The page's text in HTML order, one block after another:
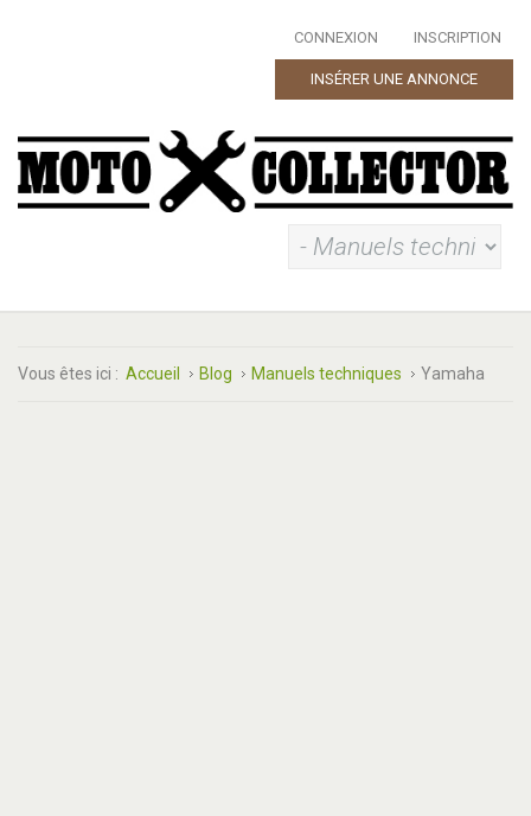
CONNEXION INSCRIPTION
INSÉRER UNE ANNONCE
Vous êtes ici : Accueil Blog Manuels techniques Yamaha